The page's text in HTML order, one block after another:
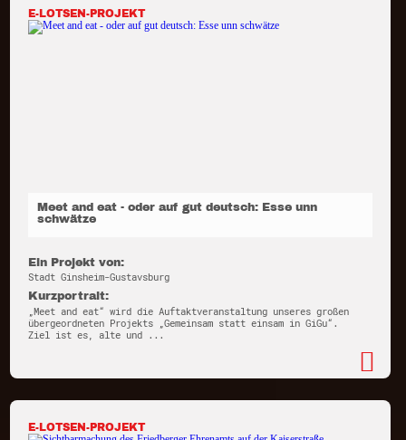
E-LOTSEN-PROJEKT
Meet and eat - oder auf gut deutsch: Esse unn
schwätze
Ein Projekt von:
Stadt Ginsheim-Gustavsburg
Kurzportrait:
„Meet and eat“ wird die Auftaktveranstaltung unseres großen
übergeordneten Projekts „Gemeinsam statt einsam in GiGu“.
Ziel ist es, alte und ...
E-LOTSEN-PROJEKT